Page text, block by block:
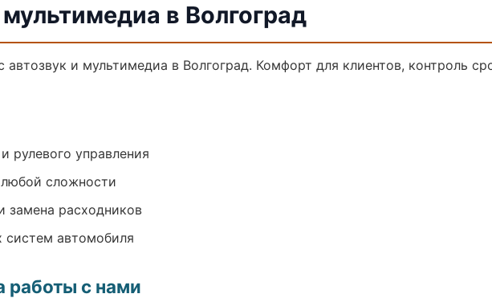
в Волгоград
и мультимедиа в Волгоград. Комфорт для клиентов, контроль
рулевого управления
сложности
замена расходников
систем автомобиля
с нами